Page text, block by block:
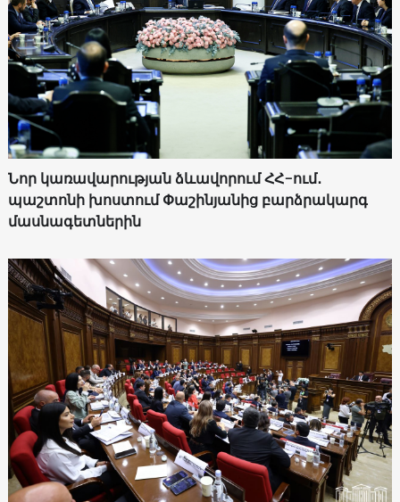
Նոր կառավարության ձևավորում ՀՀ-ում․
պաշտոնի խոստում Փաշինյանից բարձրակարգ
մասնագետներին